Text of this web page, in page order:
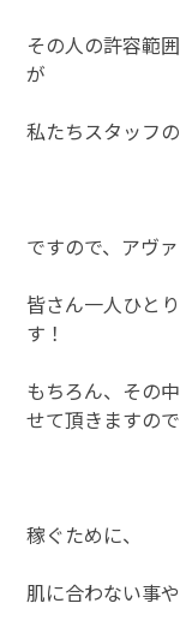
その人の許容範
が
私たちスタッフ
ですので、アヴ
皆さん一人ひと
す！
もちろん、その
せて頂きますので
稼ぐために、
肌に合わない事や